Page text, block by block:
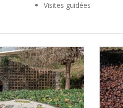
Visites guidées